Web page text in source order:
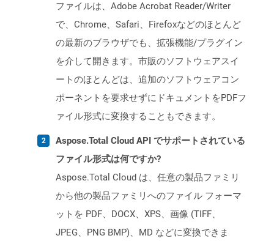
ファイルは、Adobe Acrobat Reader/Writer
で、Chrome、Safari、Firefoxなどのほとんど
の最新のブラウザでも、拡張機能/プラグイン
を介して開きます。市販のソフトウェアスイ
ートのほとんどは、追加のソフトウェアコン
ポーネントを要求せずにドキュメントをPDFフ
ァイル形式に変換することもできます。
Aspose.Total Cloud API でサポートされている
ファイル形式は何ですか?
Aspose.Total Cloud は、任意の製品ファミリ
から他の製品ファミリへのファイル フォーマ
ットを PDF、DOCX、XPS、画像 (TIFF、
JPEG、PNG BMP)、MD などに変換できま